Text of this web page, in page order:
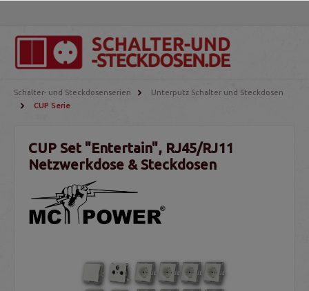
Schalter- und Steckdosenserien
Unterputz Schalter und Steckdosen
CUP Serie
CUP Set "Entertain", RJ45/RJ11
Netzwerkdose & Steckdosen